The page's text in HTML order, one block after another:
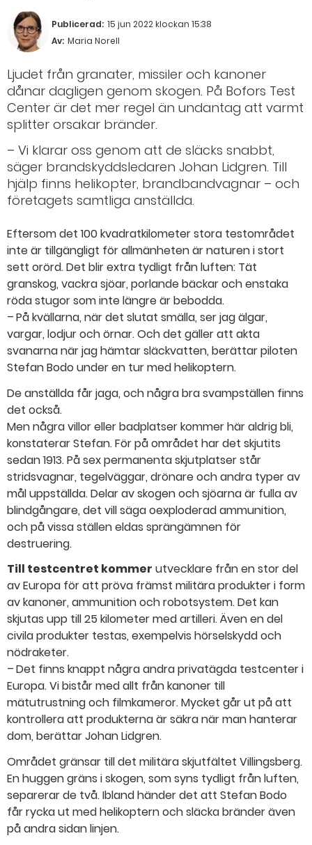
Publicerad: 15 jun 2022 klockan 15:38
Av: Maria Norell
Ljudet från granater, missiler och kanoner
dånar dagligen genom skogen. På Bofors Test
Center är det mer regel än undantag att varmt
splitter orsakar bränder.
– Vi klarar oss genom att de släcks snabbt,
säger brandskyddsledaren Johan Lidgren. Till
hjälp finns helikopter, brandbandvagnar – och
företagets samtliga anställda.
Eftersom det 100 kvadratkilometer stora testområdet
inte är tillgängligt för allmänheten är naturen i stort
sett orörd. Det blir extra tydligt från luften: Tät
granskog, vackra sjöar, porlande bäckar och enstaka
röda stugor som inte längre är bebodda.
– På kvällarna, när det slutat smälla, ser jag älgar,
vargar, lodjur och örnar. Och det gäller att akta
svanarna när jag hämtar släckvatten, berättar piloten
Stefan Bodo under en tur med helikoptern.
De anställda får jaga, och några bra svampställen finns
det också.
Men några villor eller badplatser kommer här aldrig bli,
konstaterar Stefan. För på området har det skjutits
sedan 1913. På sex permanenta skjutplatser står
stridsvagnar, tegelväggar, drönare och andra typer av
mål uppställda. Delar av skogen och sjöarna är fulla av
blindgångare, det vill säga oexploderad ammunition,
och på vissa ställen eldas sprängämnen för
destruering.
Till testcentret kommer utvecklare från en stor del
av Europa för att pröva främst militära produkter i form
av kanoner, ammunition och robotsystem. Det kan
skjutas upp till 25 kilometer med artilleri. Även en del
civila produkter testas, exempelvis hörselskydd och
nödraketer.
– Det finns knappt några andra privatägda testcenter i
Europa. Vi bistår med allt från kanoner till
mätutrustning och filmkameror. Mycket går ut på att
kontrollera att produkterna är säkra när man hanterar
dom, berättar Johan Lidgren.
Området gränsar till det militära skjutfältet Villingsberg.
En huggen gräns i skogen, som syns tydligt från luften,
separerar de två. Ibland händer det att Stefan Bodo
får rycka ut med helikoptern och släcka bränder även
på andra sidan linjen.